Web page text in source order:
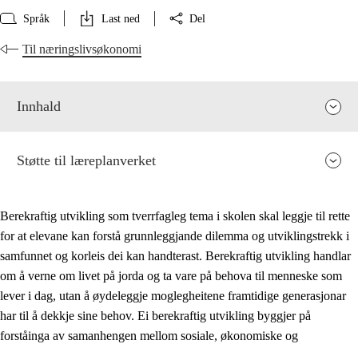
Språk Last ned Del
Til næringslivsøkonomi
Innhald
Støtte til læreplanverket
Berekraftig utvikling som tverrfagleg tema i skolen skal leggje til rette
for at elevane kan forstå grunnleggjande dilemma og utviklingstrekk i
samfunnet og korleis dei kan handterast. Berekraftig utvikling handlar
om å verne om livet på jorda og ta vare på behova til menneske som
lever i dag, utan å øydeleggje moglegheitene framtidige generasjonar
har til å dekkje sine behov. Ei berekraftig utvikling byggjer på
forståinga av samanhengen mellom sosiale, økonomiske og